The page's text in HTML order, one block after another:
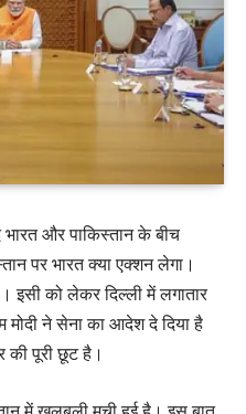
और पाकिस्तान के बीच
पर भारत क्या एक्शन लेगा।
इसी को लेकर दिल्ली में लगातार
मोदी ने सेना का आदेश दे दिया है
की पूरी छूट है।